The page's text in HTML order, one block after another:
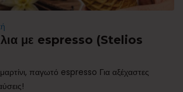
με espresso (Stelios
παγωτό espresso Για αξέχαστες